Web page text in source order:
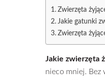
Zwierzęta
Jakie gatunki
Zwierzęta
Jakie zwierzęta
nieco mniej. Bez